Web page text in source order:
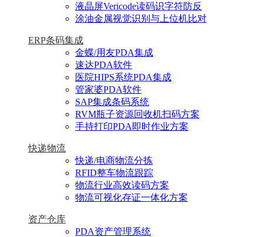
液晶屏Vericode读码识字符防反
涂油金属视觉识别与上位机比对
ERP条码集成
金蝶/用友PDA集成
速达PDA软件
医院HIPS系统PDA集成
管家婆PDA软件
SAP集成条码系统
RVM瓶子资源回收机扫码方案
手持打印PDA即时作业方案
快递物流
快递/电商物流分拣
RFID整车物流跟踪
物流行业高效读码方案
物流可视化存证一体化方案
资产仓库
PDA资产管理系统